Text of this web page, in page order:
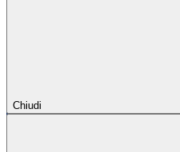
Chiudi